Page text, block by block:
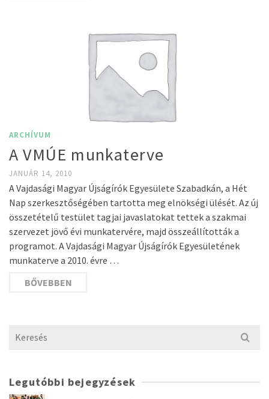
ARCHÍVUM
A VMÚE munkaterve
JANUÁR 14, 2010
A Vajdasági Magyar Újságírók Egyesülete Szabadkán, a Hét
Nap szerkesztőségében tartotta meg elnökségi ülését. Az új
összetételű testület tagjai javaslatokat tettek a szakmai
szervezet jövő évi munkatervére, majd összeállították a
programot. A Vajdasági Magyar Újságírók Egyesületének
munkaterve a 2010. évre …
BŐVEBBEN
Search
Legutóbbi bejegyzések